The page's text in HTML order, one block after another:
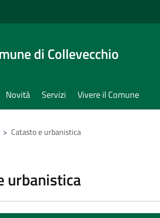
di Collevecchio
Novità Servizi Vivere il Comune
> Catasto e urbanistica
urbanistica